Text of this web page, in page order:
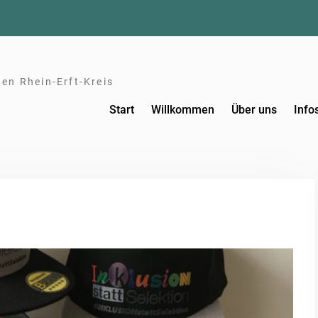
Rhein-Erft-Kreis
Start Willkommen Über uns